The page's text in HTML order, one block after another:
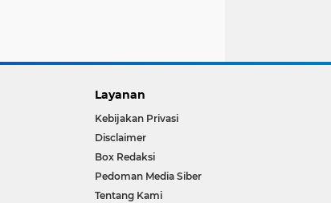
Layanan
Kebijakan Privasi
Disclaimer
Box Redaksi
Pedoman Media Siber
Tentang Kami